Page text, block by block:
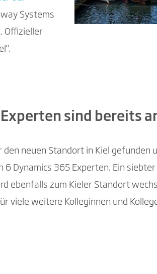
Systems
Offizieller
sind bereits
den neuen Standort in Kiel
Dynamics 365 Experten. Ein
ebenfalls zum Kieler Standort
viele weitere Kolleginnen und